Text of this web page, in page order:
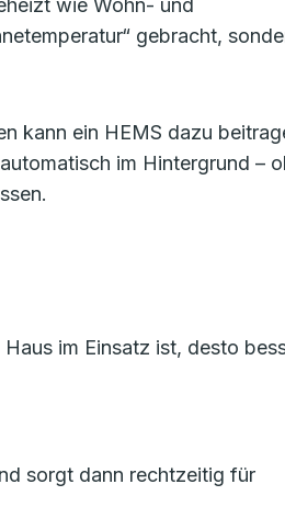
wie Wohn- und
gebracht,
kann ein HEMS dazu
im Hintergrund –
im Einsatz ist, desto
sorgt dann rechtzeitig für